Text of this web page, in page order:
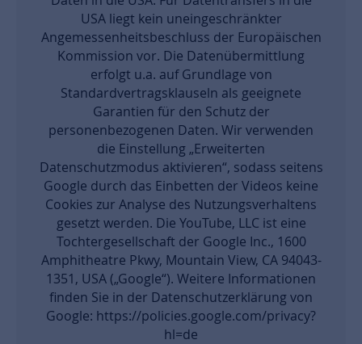
USA liegt kein uneingeschränkter
Angemessenheitsbeschluss der Europäischen
Kommission vor. Die Datenübermittlung
erfolgt u.a. auf Grundlage von
Standardvertragsklauseln als geeignete
Garantien für den Schutz der
personenbezogenen Daten. Wir verwenden
die Einstellung „Erweiterten
Datenschutzmodus aktivieren“, sodass seitens
Google durch das Einbetten der Videos keine
Cookies zur Analyse des Nutzungsverhaltens
gesetzt werden. Die YouTube, LLC ist eine
Tochtergesellschaft der Google Inc., 1600
Amphitheatre Pkwy, Mountain View, CA 94043-
1351, USA („Google“). Weitere Informationen
finden Sie in der Datenschutzerklärung von
Google: https://policies.google.com/privacy?
hl=de